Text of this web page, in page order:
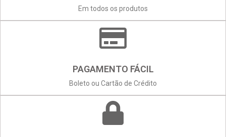
Em todos os produtos
PAGAMENTO FÁCIL
Boleto ou Cartão de Crédito